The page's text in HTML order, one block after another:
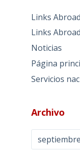
Links
Links
Noticias
Página
Servicios
Archivo
Archivo